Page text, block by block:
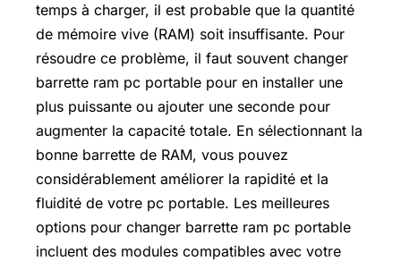
temps à charger, il est probable que la quantité
de mémoire vive (RAM) soit insuffisante. Pour
résoudre ce problème, il faut souvent changer
barrette ram pc portable pour en installer une
plus puissante ou ajouter une seconde pour
augmenter la capacité totale. En sélectionnant la
bonne barrette de RAM, vous pouvez
considérablement améliorer la rapidité et la
fluidité de votre pc portable. Les meilleures
options pour changer barrette ram pc portable
incluent des modules compatibles avec votre